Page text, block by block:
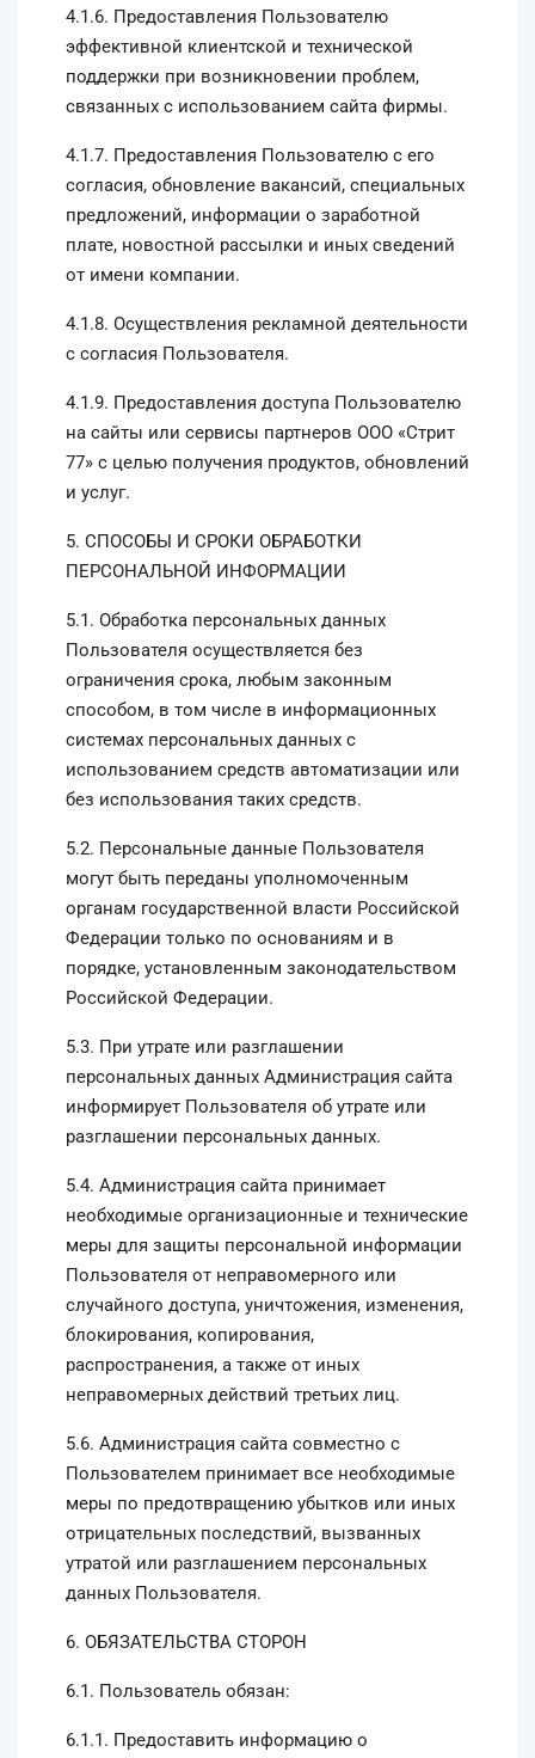
4.1.6. Предоставления Пользователю
эффективной клиентской и технической
поддержки при возникновении проблем,
связанных с использованием сайта фирмы.
4.1.7. Предоставления Пользователю с его
согласия, обновление вакансий, специальных
предложений, информации о заработной
плате, новостной рассылки и иных сведений
от имени компании.
4.1.8. Осуществления рекламной деятельности
с согласия Пользователя.
4.1.9. Предоставления доступа Пользователю
на сайты или сервисы партнеров ООО «Стрит
77» с целью получения продуктов, обновлений
и услуг.
5. СПОСОБЫ И СРОКИ ОБРАБОТКИ
ПЕРСОНАЛЬНОЙ ИНФОРМАЦИИ
5.1. Обработка персональных данных
Пользователя осуществляется без
ограничения срока, любым законным
способом, в том числе в информационных
системах персональных данных с
использованием средств автоматизации или
без использования таких средств.
5.2. Персональные данные Пользователя
могут быть переданы уполномоченным
органам государственной власти Российской
Федерации только по основаниям и в
порядке, установленным законодательством
Российской Федерации.
5.3. При утрате или разглашении
персональных данных Администрация сайта
информирует Пользователя об утрате или
разглашении персональных данных.
5.4. Администрация сайта принимает
необходимые организационные и технические
меры для защиты персональной информации
Пользователя от неправомерного или
случайного доступа, уничтожения, изменения,
блокирования, копирования,
распространения, а также от иных
неправомерных действий третьих лиц.
5.6. Администрация сайта совместно с
Пользователем принимает все необходимые
меры по предотвращению убытков или иных
отрицательных последствий, вызванных
утратой или разглашением персональных
данных Пользователя.
6. ОБЯЗАТЕЛЬСТВА СТОРОН
6.1. Пользователь обязан:
6.1.1. Предоставить информацию о